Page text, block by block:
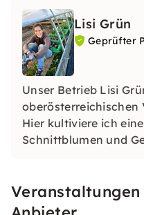
Lisi Grün
Geprüfter
Unser Betrieb Lisi
oberösterreichischen
Hier kultiviere ich
Schnittblumen und
Veranstaltungen